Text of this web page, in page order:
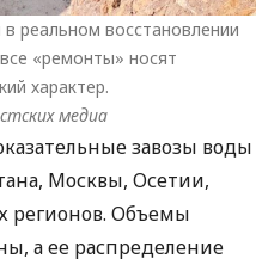
реальном восстановлении
«ремонты» носят
характер.
медиа
завозы воды
Москвы, Осетии,
регионов. Объемы
а ее распределение